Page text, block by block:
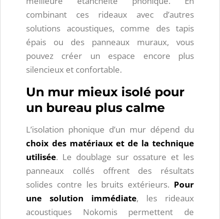
combinant ces rideaux avec d’autres
solutions acoustiques, comme des tapis
épais ou des panneaux muraux, vous
pouvez créer un espace encore plus
silencieux et confortable.
Un mur mieux isolé pour
un bureau plus calme
L’isolation phonique d’un mur dépend du
choix des matériaux et de la technique
utilisée. Le doublage sur ossature et les
panneaux collés offrent des résultats
solides contre les bruits extérieurs. Pour
une solution immédiate, les rideaux
acoustiques Nokomis permettent de